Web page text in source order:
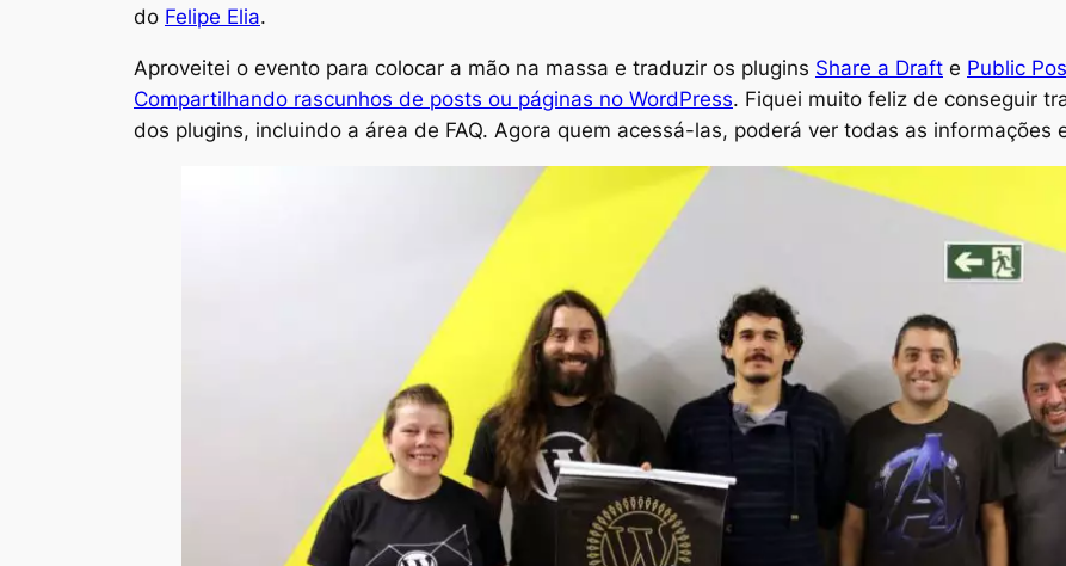
do Felipe Elia.
Aproveitei o evento para colocar a mão na massa e traduzir os plugins Share a Draft e Public
Compartilhando rascunhos de posts ou páginas no WordPress. Fiquei muito feliz de conseguir
dos plugins, incluindo a área de FAQ. Agora quem acessá-las, poderá ver todas as informações